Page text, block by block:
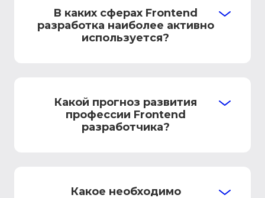
В каких сферах Frontend
разработка наиболее активно
используется?
Какой прогноз развития
профессии Frontend
разработчика?
Какое необходимо